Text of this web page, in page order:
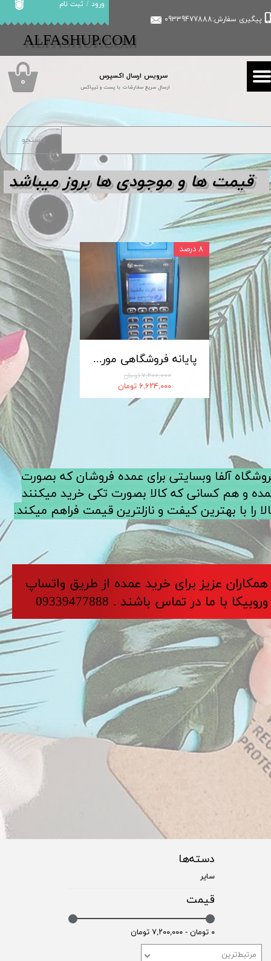
سرویس ارسال اکسپرس
ارسال سریع سفارشات با پست و تیپاکس
پیگیری سفارش:09339477888
ورود / ثبت نام
حساب کاربری من
تغییر گذر واژه
سفارشات
​​ALFASHUP.COM
۰
پایانه فروشگاهی مورفان MoreFun مدل H9
۷,۲۰۰,۰۰۰ تومان
۶,۶۲۴,۰۰۰ تومان
۸ درصد
کابل شارژ MICRO-USB اندروید LDNIO الدینیو مدل XS-07 متراژ 1 متر
جستجو
آلفا وبسایتی برای عمده فروشان که بصورت
و هم کسانی که کالا بصورت تکی خرید میکنند
را با بهترین کیفت و نازلترین قیمت فراهم میکند.
​​​همکاران عزیز برای خرید عمده از طریق واتساپ
وروبیکا با ما در تماس باشند . 09339477888
قیمت ها و موجودی ها بروز میباشد
دسته‌ها
سایر
قیمت
۰ تومان - ۷,۲۰۰,۰۰۰ تومان
مرتبط‌ترین